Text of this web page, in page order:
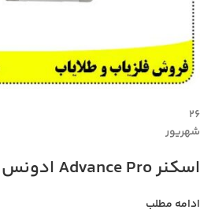
۲۶
شهریور
اسکنر Advance Pro ادونس پرو
ادامه مطلب